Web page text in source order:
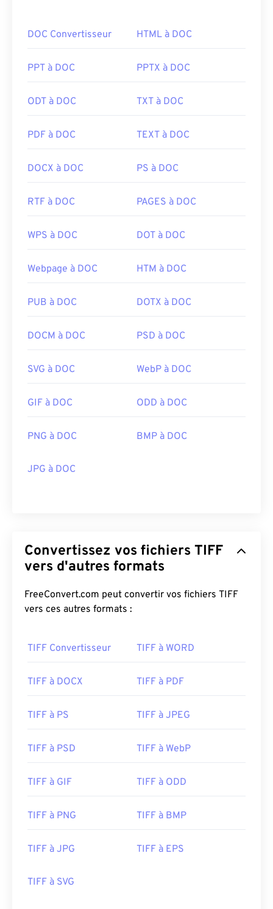
Comment ouvrir un fichier TIFF ?
Les programmes les plus courants pour ouvrir les
programme gratuit et indépendant. Vous pouvez
JPGsi vous rencontrez des difficultés pour ouvrir
, GNU Image Manipulation Program (GIMP
ouvrir et gérer les fichiers TIFF.
Liens utiles:
types/image/raster/tiff-file.html
DOC Convertisseur HTML à DOC
PPT à DOC PPTX à DOC
ODT à DOC TXT à DOC
PDF à DOC TEXT à DOC
DOCX à DOC PS à DOC
RTF à DOC PAGES à DOC
WPS à DOC DOT à DOC
Webpage à DOC HTM à DOC
PUB à DOC DOTX à DOC
DOCM à DOC PSD à DOC
SVG à DOC WebP à DOC
GIF à DOC ODD à DOC
PNG à DOC BMP à DOC
JPG à DOC
Convertissez vos fichiers TIFF
vers d'autres formats
FreeConvert.com peut convertir vos fichiers TIFF
vers ces autres formats :
TIFF Convertisseur TIFF à WORD
TIFF à DOCX TIFF à PDF
TIFF à PS TIFF à JPEG
TIFF à PSD TIFF à WebP
TIFF à GIF TIFF à ODD
TIFF à PNG TIFF à BMP
TIFF à JPG TIFF à EPS
TIFF à SVG